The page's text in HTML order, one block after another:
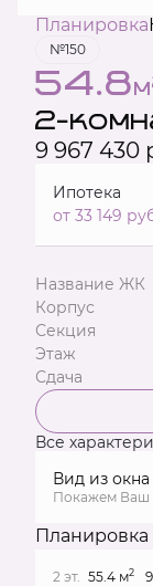
Планировка
№150
54.8м
2-
9 967 430
Ипотека
от 33 149
Название ЖК
Корпус
Секция
Этаж
Сдача
Все
Вид из окна
Покажем Ваш
Планировка
2 эт. 55.4 м2